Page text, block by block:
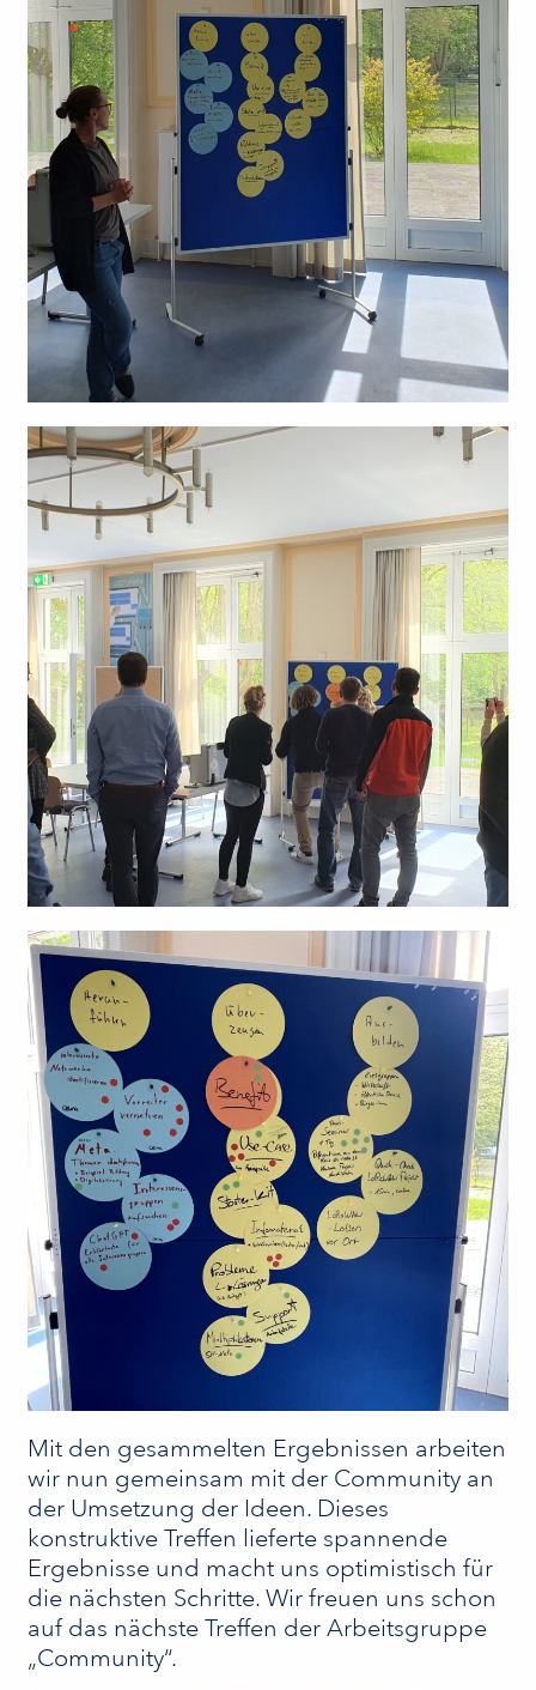
Mit den gesammelten Ergebnissen arbeiten
wir nun gemeinsam mit der Community an
der Umsetzung der Ideen. Dieses
konstruktive Treffen lieferte spannende
Ergebnisse und macht uns optimistisch für
die nächsten Schritte. Wir freuen uns schon
auf das nächste Treffen der Arbeitsgruppe
„Community“.